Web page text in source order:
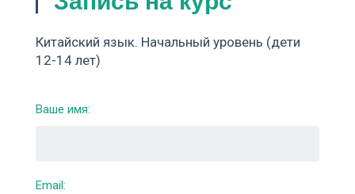
Китайский язык. Начальный уровень (дети
12-14 лет)
Ваше имя:
Email: